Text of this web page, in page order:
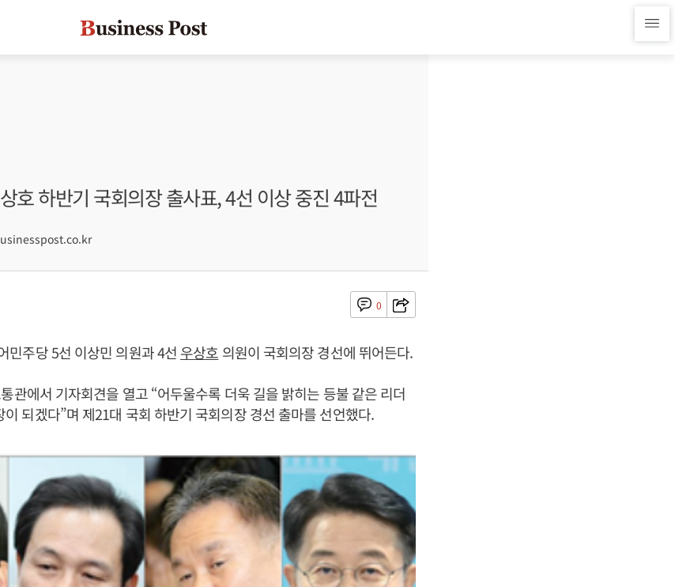
호 하반기 국회의장 출사표, 4선 이상 중진 4파전
0
민주당 5선 이상민 의원과 4선 우상호 의원이 국회의장 경선에 뛰어든다.
관에서 기자회견을 열고 “어두울수록 더욱 길을 밝히는 등불 같은 리더
되겠다”며 제21대 국회 하반기 국회의장 경선 출마를 선언했다.